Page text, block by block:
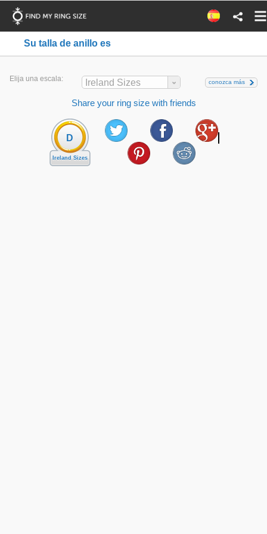
Su talla de anillo es
Elija una escala: Ireland Sizes conozca más
Share your ring size with friends
D
Ireland Sizes